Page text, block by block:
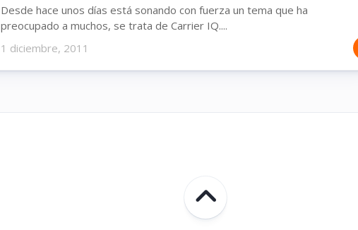
Desde hace unos días está sonando con fuerza un tema que ha
preocupado a muchos, se trata de Carrier IQ....
1 diciembre, 2011